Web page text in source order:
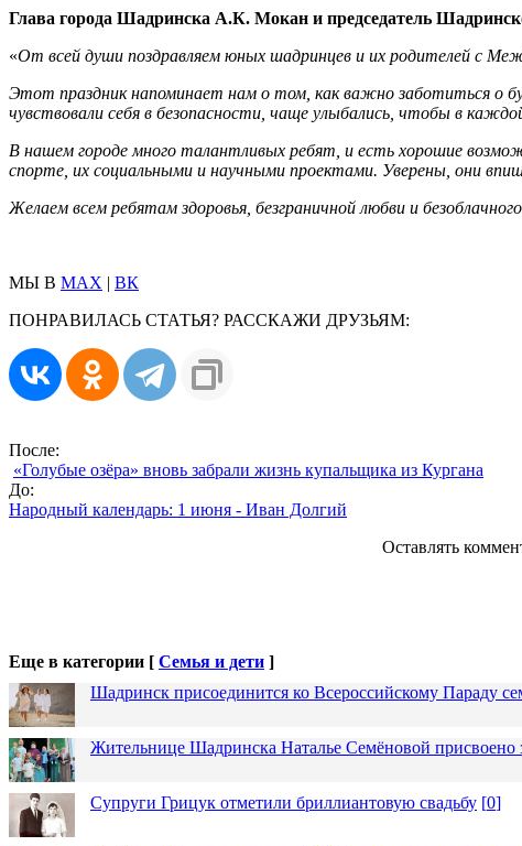
Глава города Шадринска А.К. Мокан и председатель
«От всей души поздравляем юных шадринцев и их родителей с
Этот праздник напоминает нам о том, как важно заботиться о
чувствовали себя в безопасности, чаще улыбались, чтобы в
В нашем городе много талантливых ребят, и есть хорошие
спорте, их социальными и научными проектами. Уверены, они
Желаем всем ребятам здоровья, безграничной любви и
МЫ В MAX | ВК
ПОНРАВИЛАСЬ СТАТЬЯ? РАССКАЖИ ДРУЗЬЯМ:
После:
«Голубые озёра» вновь забрали жизнь купальщика из Кургана
До:
Народный календарь: 1 июня - Иван Долгий
Оставлять
Еще в категории [ Семья и дети ]
Шадринск присоединится ко Всероссийскому Параду
Жительнице Шадринска Наталье Семёновой присвоено
Супруги Грицук отметили бриллиантовую свадьбу [0]